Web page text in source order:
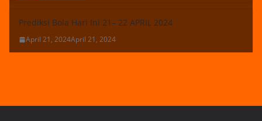
Prediksi Bola Hari Ini 21– 22 APRIL 2024
April 21, 2024April 21, 2024